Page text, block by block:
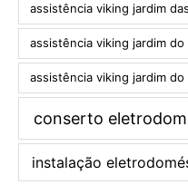
assistência viking jardim
assistência viking jardim do
assistência viking jardim do
conserto
instalação